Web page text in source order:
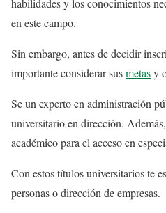
habilidades y los conocimientos
en este campo.
Sin embargo, antes de decidir
importante considerar susmetasy
Se un experto en administración
universitario en dirección.
académico para el acceso en
Con estos títulos universitarios te
personas o dirección de empresas.